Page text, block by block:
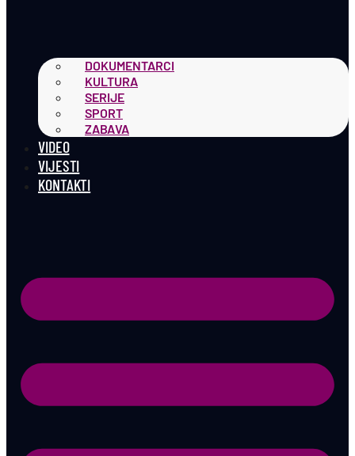
DOKUMENTARCI
KULTURA
SERIJE
SPORT
ZABAVA
VIDEO
VIJESTI
KONTAKTI